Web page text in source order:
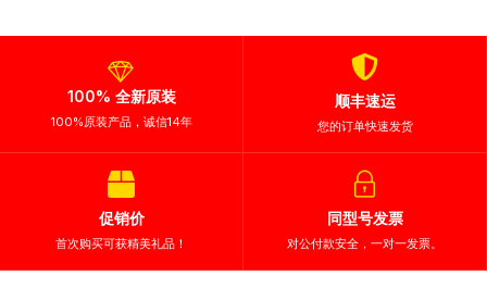
100% 全新原装
100%原装产品，诚信14年
顺丰速运
您的订单快速发货
促销价
首次购买可获精美礼品！
同型号发票
对公付款安全，一对一发票。